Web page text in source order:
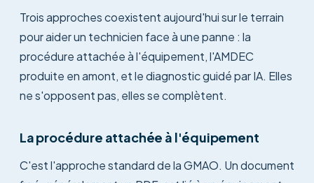
Trois approches coexistent aujourd'hui sur le terrain
pour aider un technicien face à une panne : la
procédure attachée à l'équipement, l'AMDEC
produite en amont, et le diagnostic guidé par IA. Elles
ne s'opposent pas, elles se complètent.
La procédure attachée à l'équipement
C'est l'approche standard de la GMAO. Un document